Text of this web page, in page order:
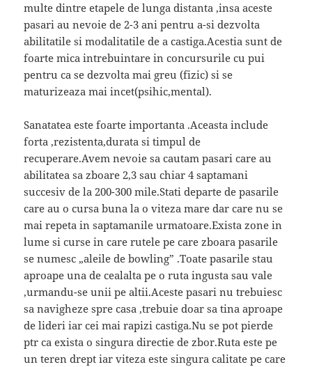
multe dintre etapele de lunga distanta ,insa aceste
pasari au nevoie de 2-3 ani pentru a-si dezvolta
abilitatile si modalitatile de a castiga.Acestia sunt de
foarte mica intrebuintare in concursurile cu pui
pentru ca se dezvolta mai greu (fizic) si se
maturizeaza mai incet(psihic,mental).
Sanatatea este foarte importanta .Aceasta include
forta ,rezistenta,durata si timpul de
recuperare.Avem nevoie sa cautam pasari care au
abilitatea sa zboare 2,3 sau chiar 4 saptamani
succesiv de la 200-300 mile.Stati departe de pasarile
care au o cursa buna la o viteza mare dar care nu se
mai repeta in saptamanile urmatoare.Exista zone in
lume si curse in care rutele pe care zboara pasarile
se numesc „aleile de bowling” .Toate pasarile stau
aproape una de cealalta pe o ruta ingusta sau vale
,urmandu-se unii pe altii.Aceste pasari nu trebuiesc
sa navigheze spre casa ,trebuie doar sa tina aproape
de lideri iar cei mai rapizi castiga.Nu se pot pierde
ptr ca exista o singura directie de zbor.Ruta este pe
un teren drept iar viteza este singura calitate pe care